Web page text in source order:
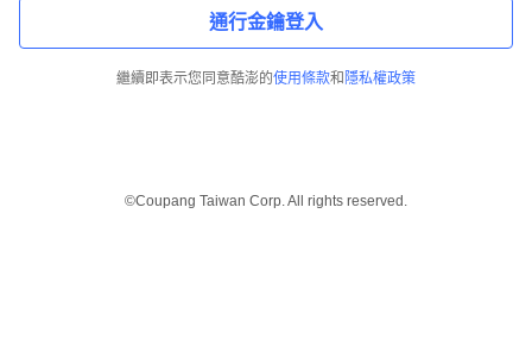
通行金鑰登入
繼續即表示您同意酷澎的使用條款和 隱私權政策
©Coupang Taiwan Corp. All rights reserved.